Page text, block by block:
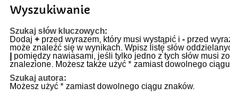
Wyszukiwanie
Szukaj słów kluczowych:
Dodaj+ przed wyrazem, który musi wystąpić i- przed
może znaleźć się w wynikach. Wpisz listę słów
| pomiędzy nawiasami, jeśli tylko jedno z tych słów musi
znalezione. Możesz także użyć * zamiast dowolnego
Szukaj autora:
Możesz użyć * zamiast dowolnego ciągu znaków.